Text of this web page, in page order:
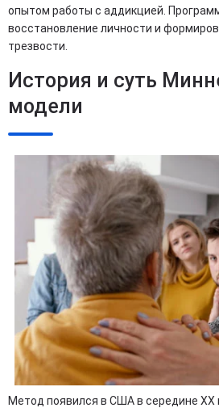
опытом работы с аддикцией.
восстановление личности и
трезвости.
История и суть
модели
Метод появился в США в середине XX